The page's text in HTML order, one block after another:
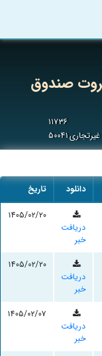
صندوق
۱۱۷۳۶
۵۰۰۴۱
دانلود
تاریخ
دریافت
خبر
۱۴۰۵/۰۲/۲۰
دریافت
خبر
۱۴۰۵/۰۲/۲۰
دریافت
خبر
۱۴۰۵/۰۲/۰۷